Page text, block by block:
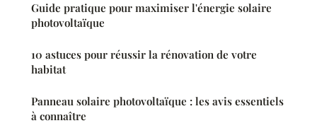
Guide pratique pour maximiser l'énergie solaire
photovoltaïque
10 astuces pour réussir la rénovation de votre
habitat
Panneau solaire photovoltaïque : les avis essentiels
à connaître